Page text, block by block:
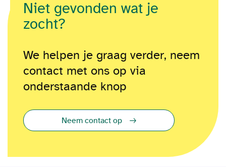
Niet gevonden wat je
zocht?
We helpen je graag verder, neem
contact met ons op via
onderstaande knop
Neem contact op